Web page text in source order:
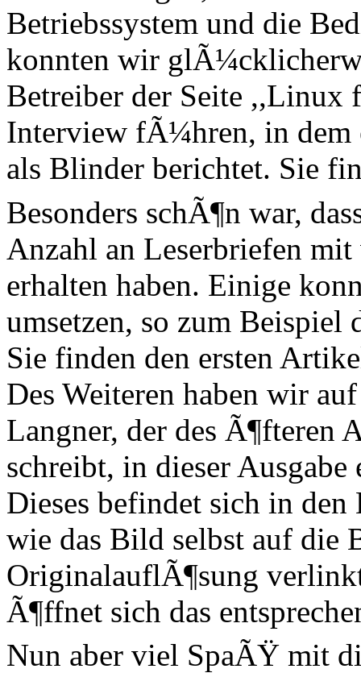
Betriebssystem und die
konnten wir
Betreiber der Seite
Interview fÃ¼hren, in dem
als Blinder berichtet. Sie
Besonders schÃ¶n war,
Anzahl an Leserbriefen
erhalten haben. Einige
umsetzen, so zum Beispiel
Sie finden den ersten
Des Weiteren haben wir
Langner, der des
schreibt, in dieser
Dieses befindet sich in
wie das Bild selbst auf die
OriginalauflÃ¶sung
Ã¶ffnet sich das
Nun aber viel SpaÃŸ mit